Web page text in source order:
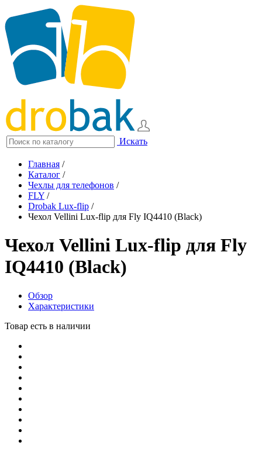
Искать
Главная /
Каталог /
Чехлы для телефонов /
FLY /
Drobak Lux-flip /
Чехол Vellini Lux-flip для Fly IQ4410 (Black)
Чехол Vellini Lux-flip для Fly
IQ4410 (Black)
Обзор
Характеристики
Товар есть в наличии